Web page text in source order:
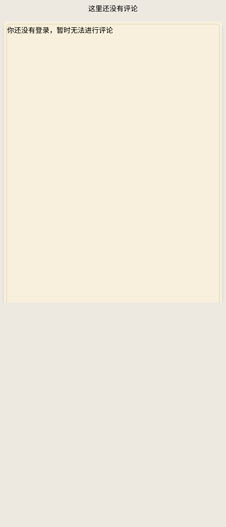
这里还没有评论
你还没有登录，暂时无法进行评论